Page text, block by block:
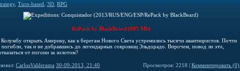
, Turn-based 3D RPG
RePack by BlackBeard (985 Mb)
открыть Америку, как к берегам Нового Света устремились тысячи авантюристов. Почти
погибли, так и не добравшись до легендарных сокровищ Эльдорадо. Впрочем, повод ли это,
от погони за золотом?
CarlosValderama 30-09-2013, 21:40 Просмотров: 2218 | Комментировать (0)